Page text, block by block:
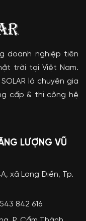
doanh nghiệp tiên
trời tại Việt Nam.
là chuyên gia
cấp & thi công hệ
LƯỢNG VŨ
xã Long Điền, Tp.
842 616